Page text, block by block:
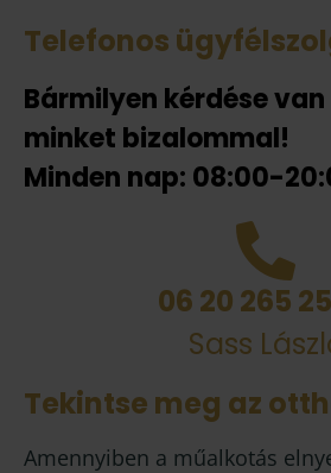
Telefonos
Bármilyen kérdése van
minket bizalommal!
Minden nap: 08:00-
06 20 265
Sass
Tekintse meg az
Amennyiben a műalkotás